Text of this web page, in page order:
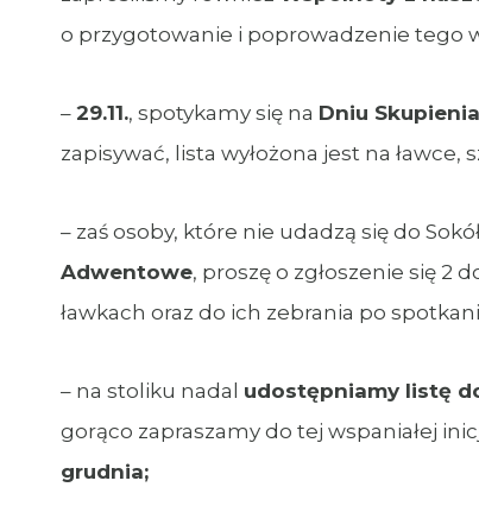
o przygotowanie i poprowadzenie tego
– 29.11., spotykamy się na Dniu
zapisywać, lista wyłożona jest na ławce,
– zaś osoby, które nie udadzą się do
Adwentowe, proszę o zgłoszenie się 2
ławkach oraz do ich zebrania po
– na stoliku nadal udostępniamy listę
gorąco zapraszamy do tej wspaniałej
grudnia;